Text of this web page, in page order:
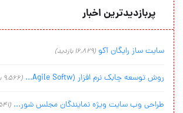
پربازدیدترین اخبار
سایت ساز رایگان آکو (16,829 بازدید)
روش توسعه چابک نرم افزار (Agile Softw... (9,566 بازدید)
طراحی وب سایت ویژه نمایندگان مجلس شور... (9,541 بازدید)